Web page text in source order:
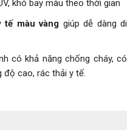
khó bay màu theo thời gian
màu vàng giúp dễ dàng di
có khả năng chống cháy, có
độ cao, rác thải y tế.